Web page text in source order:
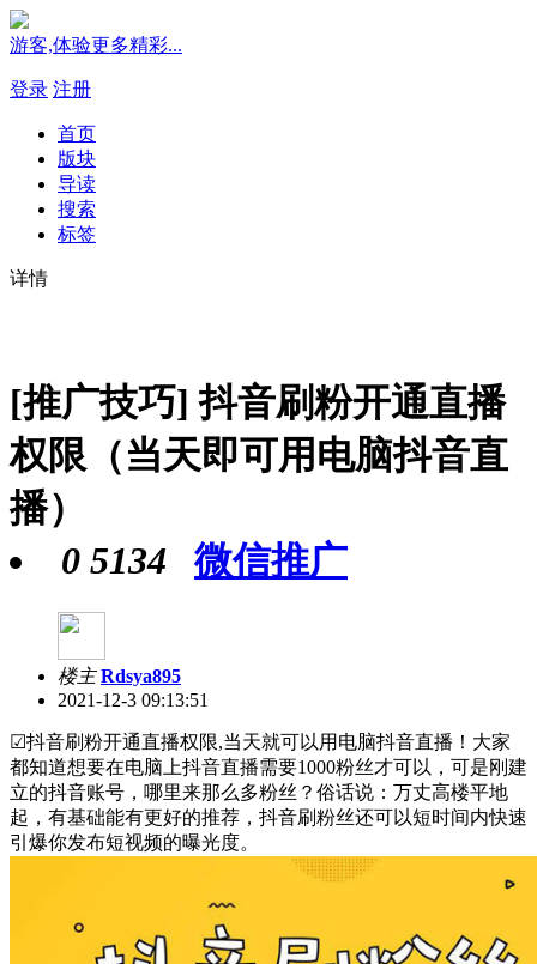
游客,体验更多精彩...
登录 注册
首页
版块
导读
搜索
标签
详情
[推广技巧] 抖音刷粉开通直播
权限（当天即可用电脑抖音直
播）
0 5134 微信推广
楼主 Rdsya895
2021-12-3 09:13:51
☑抖音刷粉开通直播权限,当天就可以用电脑抖音直播！大家
都知道想要在电脑上抖音直播需要1000粉丝才可以，可是刚建
立的抖音账号，哪里来那么多粉丝？俗话说：万丈高楼平地
起，有基础能有更好的推荐，抖音刷粉丝还可以短时间内快速
引爆你发布短视频的曝光度。